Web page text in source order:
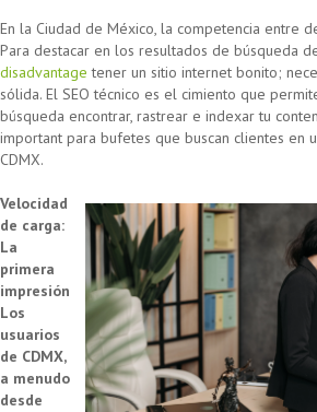
En la Ciudad de México, la competencia entre
Para destacar en los resultados de búsqueda
disadvantage tener un sitio internet bonito;
sólida. El SEO técnico es el cimiento que
búsqueda encontrar, rastrear e indexar tu
important para bufetes que buscan clientes en
CDMX.
Velocidad
de carga:
La
primera
impresión
Los
usuarios
de CDMX,
a menudo
desde